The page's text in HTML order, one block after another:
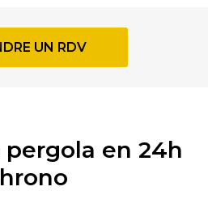
UN RDV
en 24h